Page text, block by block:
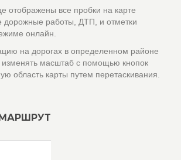
отображены все пробки на карте
дорожные работы, ДТП, и отметки
онлайн.
на дорогах в определенном районе
масштаб с помощью кнопок
область карты путем перетаскивания.